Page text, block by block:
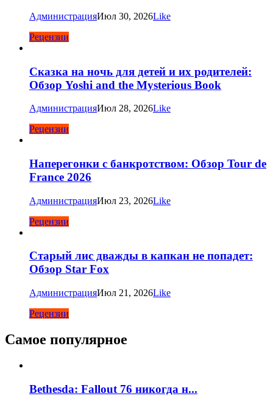
АдминистрацияИюл 30, 2026Like
Рецензии
Сказка на ночь для детей и их родителей:
Обзор Yoshi and the Mysterious Book
АдминистрацияИюл 28, 2026Like
Рецензии
Наперегонки с банкротством: Обзор Tour de
France 2026
АдминистрацияИюл 23, 2026Like
Рецензии
Старый лис дважды в капкан не попадет:
Обзор Star Fox
АдминистрацияИюл 21, 2026Like
Рецензии
Самое популярное
Bethesda: Fallout 76 никогда н...